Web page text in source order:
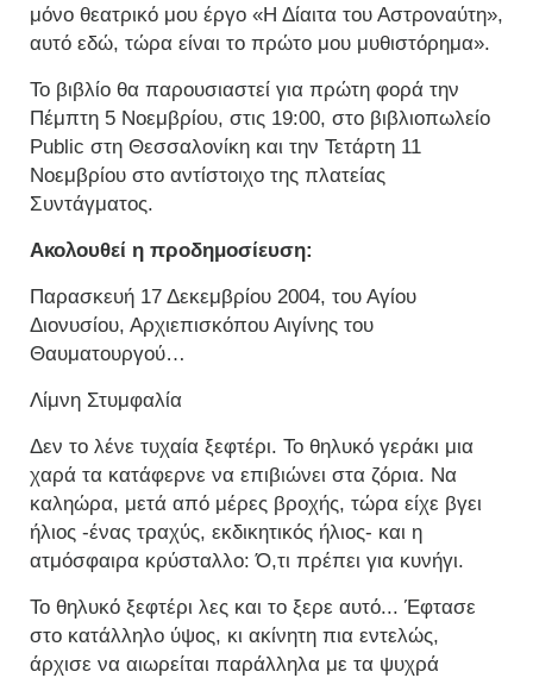
μόνο θεατρικό μου έργο «Η Δίαιτα του Αστροναύτη»,
αυτό εδώ, τώρα είναι το πρώτο μου μυθιστόρημα».
Το βιβλίο θα παρουσιαστεί για πρώτη φορά την
Πέμπτη 5 Νοεμβρίου, στις 19:00, στο βιβλιοπωλείο
Public στη Θεσσαλονίκη και την Τετάρτη 11
Νοεμβρίου στο αντίστοιχο της πλατείας
Συντάγματος.
Ακολουθεί η προδημοσίευση:
Παρασκευή 17 Δεκεμβρίου 2004, του Αγίου
Διονυσίου, Αρχιεπισκόπου Αιγίνης του
Θαυματουργού…
Λίμνη Στυμφαλία
Δεν το λένε τυχαία ξεφτέρι. Το θηλυκό γεράκι μια
χαρά τα κατάφερνε να επιβιώνει στα ζόρια. Να
καληώρα, μετά από μέρες βροχής, τώρα είχε βγει
ήλιος -ένας τραχύς, εκδικητικός ήλιος- και η
ατμόσφαιρα κρύσταλλο: Ό,τι πρέπει για κυνήγι.
Το θηλυκό ξεφτέρι λες και το ξερε αυτό... Έφτασε
στο κατάλληλο ύψος, κι ακίνητη πια εντελώς,
άρχισε να αιωρείται παράλληλα με τα ψυχρά